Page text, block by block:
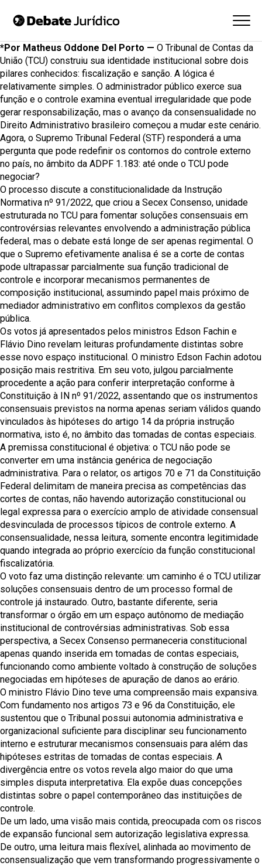
*Por Matheus Oddone Del Porto — O Tribunal de Contas da
União (TCU) construiu sua identidade institucional sobre dois
pilares conhecidos: fiscalização e sanção. A lógica é
relativamente simples. O administrador público exerce sua
função e o controle examina eventual irregularidade que pode
gerar responsabilização, mas o avanço da consensualidade no
Direito Administrativo brasileiro começou a mudar este cenário.
Agora, o Supremo Tribunal Federal (STF) responderá a uma
pergunta que pode redefinir os contornos do controle externo
no país, no âmbito da ADPF 1.183: até onde o TCU pode
negociar?
O processo discute a constitucionalidade da Instrução
Normativa nº 91/2022, que criou a Secex Consenso, unidade
estruturada no TCU para fomentar soluções consensuais em
controvérsias relevantes envolvendo a administração pública
federal, mas o debate está longe de ser apenas regimental. O
que o Supremo efetivamente analisa é se a corte de contas
pode ultrapassar parcialmente sua função tradicional de
controle e incorporar mecanismos permanentes de
composição institucional, assumindo papel mais próximo de
mediador administrativo em conflitos complexos da gestão
pública.
Os votos já apresentados pelos ministros Edson Fachin e
Flávio Dino revelam leituras profundamente distintas sobre
esse novo espaço institucional. O ministro Edson Fachin adotou
posição mais restritiva. Em seu voto, julgou parcialmente
procedente a ação para conferir interpretação conforme à
Constituição à IN nº 91/2022, assentando que os instrumentos
consensuais previstos na norma apenas seriam válidos quando
vinculados às hipóteses do artigo 14 da própria instrução
normativa, isto é, no âmbito das tomadas de contas especiais.
A premissa constitucional é objetiva: o TCU não pode se
converter em uma instância genérica de negociação
administrativa. Para o relator, os artigos 70 e 71 da Constituição
Federal delimitam de maneira precisa as competências das
cortes de contas, não havendo autorização constitucional ou
legal expressa para o exercício amplo de atividade consensual
desvinculada de processos típicos de controle externo. A
consensualidade, nessa leitura, somente encontra legitimidade
quando integrada ao próprio exercício da função constitucional
fiscalizatória.
O voto faz uma distinção relevante: um caminho é o TCU utilizar
soluções consensuais dentro de um processo formal de
controle já instaurado. Outro, bastante diferente, seria
transformar o órgão em um espaço autônomo de mediação
institucional de controvérsias administrativas. Sob essa
perspectiva, a Secex Consenso permaneceria constitucional
apenas quando inserida em tomadas de contas especiais,
funcionando como ambiente voltado à construção de soluções
negociadas em hipóteses de apuração de danos ao erário.
O ministro Flávio Dino teve uma compreensão mais expansiva.
Com fundamento nos artigos 73 e 96 da Constituição, ele
sustentou que o Tribunal possui autonomia administrativa e
organizacional suficiente para disciplinar seu funcionamento
interno e estruturar mecanismos consensuais para além das
hipóteses estritas de tomadas de contas especiais. A
divergência entre os votos revela algo maior do que uma
simples disputa interpretativa. Ela expõe duas concepções
distintas sobre o papel contemporâneo das instituições de
controle.
De um lado, uma visão mais contida, preocupada com os riscos
de expansão funcional sem autorização legislativa expressa.
De outro, uma leitura mais flexível, alinhada ao movimento de
consensualização que vem transformando progressivamente o